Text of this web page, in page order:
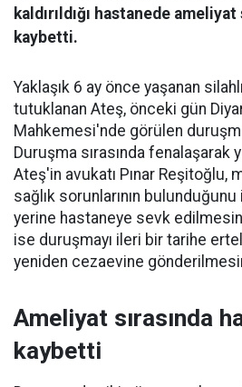
kaldırıldığı hastanede ameliyat
kaybetti.
Yaklaşık 6 ay önce yaşanan
tutuklanan Ateş, önceki gün
Mahkemesi'nde görülen
Duruşma sırasında
Ateş'in avukatı Pınar Reşitoğlu,
sağlık sorunlarının
yerine hastaneye sevk
ise duruşmayı ileri bir tarihe
yeniden cezaevine
Ameliyat sırasında
kaybetti